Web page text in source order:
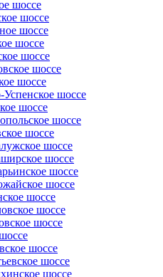
шоссе
шоссе
шоссе
шоссе
шоссе
шоссе
шоссе
Успенское шоссе
шоссе
шоссе
шоссе
шоссе
шоссе
шоссе
шоссе
шоссе
шоссе
шоссе
шоссе
шоссе
шоссе